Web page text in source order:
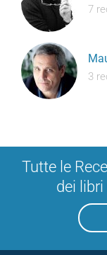
7
3
Tutte le
dei